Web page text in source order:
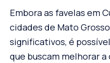
Embora as favelas em
cidades de Mato
significativos, é
que buscam melhorar